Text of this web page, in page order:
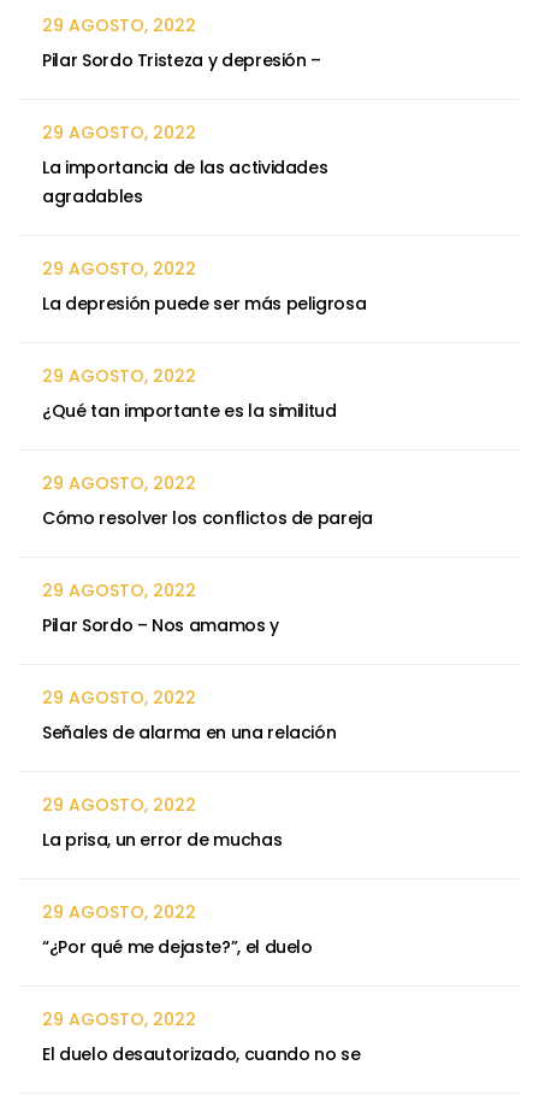
29 AGOSTO, 2022
Pilar Sordo Tristeza y depresión –
29 AGOSTO, 2022
La importancia de las actividades
agradables
29 AGOSTO, 2022
La depresión puede ser más peligrosa
29 AGOSTO, 2022
¿Qué tan importante es la similitud
29 AGOSTO, 2022
Cómo resolver los conflictos de pareja
29 AGOSTO, 2022
Pilar Sordo – Nos amamos y
29 AGOSTO, 2022
Señales de alarma en una relación
29 AGOSTO, 2022
La prisa, un error de muchas
29 AGOSTO, 2022
“¿Por qué me dejaste?”, el duelo
29 AGOSTO, 2022
El duelo desautorizado, cuando no se